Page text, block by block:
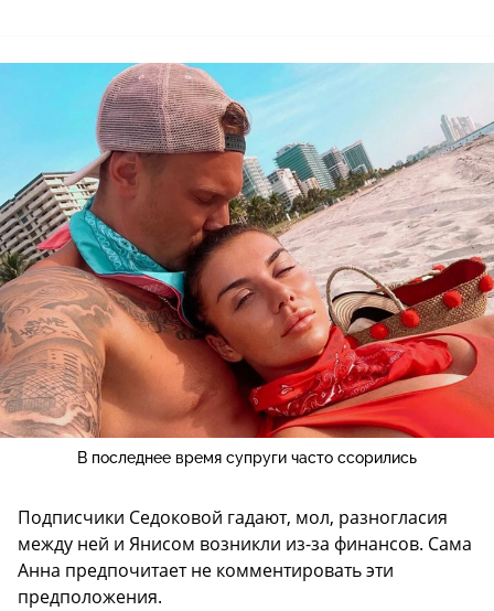
В последнее время супруги часто ссорились
Подписчики Седоковой гадают, мол, разногласия
между ней и Янисом возникли из-за финансов. Сама
Анна предпочитает не комментировать эти
предположения.